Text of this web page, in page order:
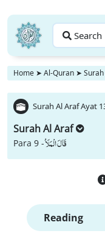
Search
Home ➤ Al-Quran ➤
Surah Al Araf Ayat
Surah Al Araf
Para 9 -قَالَ الْمَلَاُ
Reading